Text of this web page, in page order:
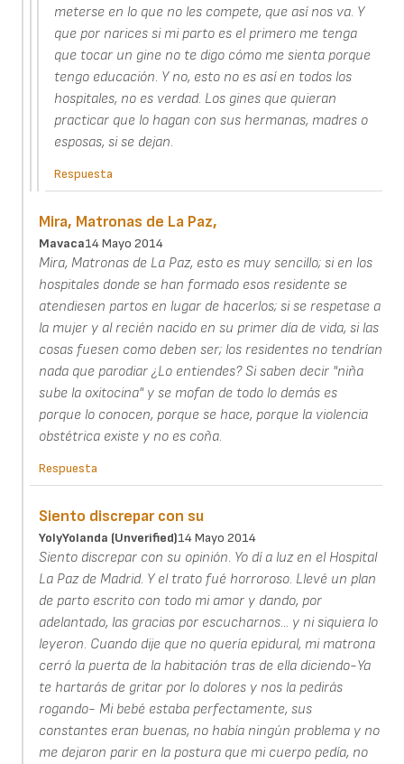
meterse en lo que no les compete, que así nos va. Y
que por narices si mi parto es el primero me tenga
que tocar un gine no te digo cómo me sienta porque
tengo educación. Y no, esto no es así en todos los
hospitales, no es verdad. Los gines que quieran
practicar que lo hagan con sus hermanas, madres o
esposas, si se dejan.
Respuesta
Mira, Matronas de La Paz,
Mavaca14 Mayo 2014
Mira, Matronas de La Paz, esto es muy sencillo; si en los
hospitales donde se han formado esos residente se
atendiesen partos en lugar de hacerlos; si se respetase a
la mujer y al recién nacido en su primer día de vida, si las
cosas fuesen como deben ser; los residentes no tendrían
nada que parodiar ¿Lo entiendes? Si saben decir "niña
sube la oxitocina" y se mofan de todo lo demás es
porque lo conocen, porque se hace, porque la violencia
obstétrica existe y no es coña.
Respuesta
Siento discrepar con su
YolyYolanda (unverified)14 Mayo 2014
Siento discrepar con su opinión. Yo dí a luz en el Hospital
La Paz de Madrid. Y el trato fué horroroso. Llevé un plan
de parto escrito con todo mi amor y dando, por
adelantado, las gracias por escucharnos... y ni siquiera lo
leyeron. Cuando dije que no quería epidural, mi matrona
cerró la puerta de la habitación tras de ella diciendo-Ya
te hartarás de gritar por lo dolores y nos la pedirás
rogando- Mi bebé estaba perfectamente, sus
constantes eran buenas, no había ningún problema y no
me dejaron parir en la postura que mi cuerpo pedía, no